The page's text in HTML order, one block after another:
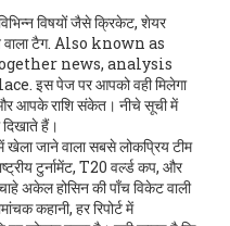
विषयों जैसे क्रिकेट, शेयर
टैग. Also known as
news, analysis
इस पेज पर आपको वही मिलेगा
और आपके राशि संकेत। नीचे सूची में
हैं।
खेला जाने वाला सबसे लोकप्रिय टीम
टुर्नामेंट, T20 वर्ल्ड कप, और
अकेल होसिन की पाँच विकेट वाली
कहानी, हर रिपोर्ट में